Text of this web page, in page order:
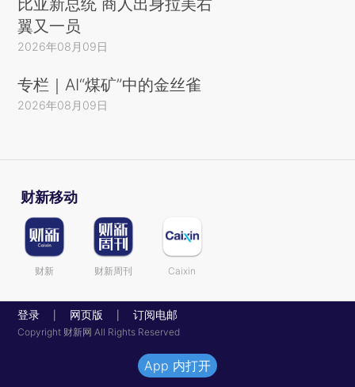
翼又一员
2026年08月09日
专栏｜AI“煤矿”中的金丝雀
2026年08月09日
财新移动
财新 财新周刊 Caixin
登录 网页版 订阅电邮
Copyright 财新网 All Rights Reserved
App 内打开